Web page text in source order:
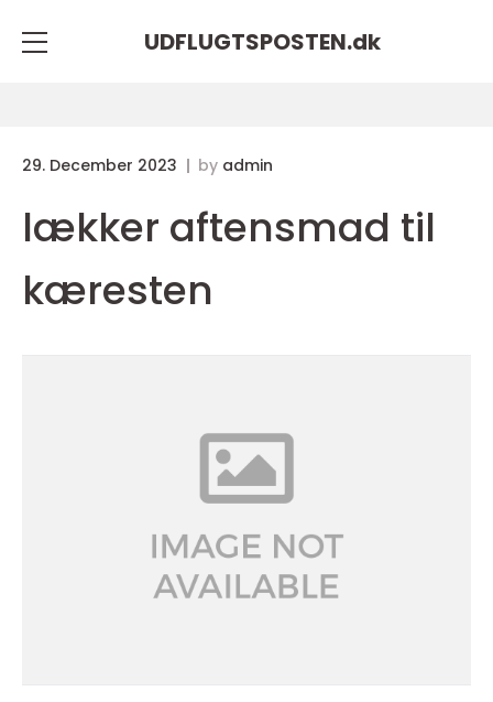
UDFLUGTSPOSTEN.dk
29. December 2023 by admin
lækker aftensmad til
kæresten